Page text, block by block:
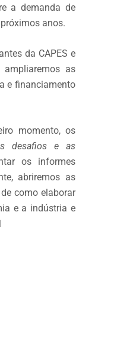
a demanda de
anos.
da CAPES e
as
e financiamento
momento, os
desafios e as
os informes
abriremos as
como elaborar
e a indústria e